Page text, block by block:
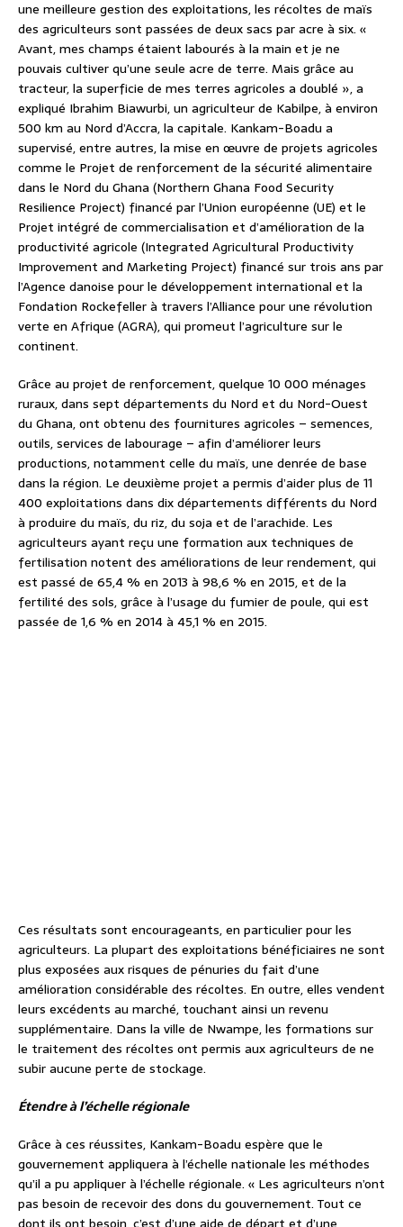
une meilleure gestion des exploitations, les récoltes de maïs
des agriculteurs sont passées de deux sacs par acre à six. «
Avant, mes champs étaient labourés à la main et je ne
pouvais cultiver qu’une seule acre de terre. Mais grâce au
tracteur, la superficie de mes terres agricoles a doublé », a
expliqué Ibrahim Biawurbi, un agriculteur de Kabilpe, à environ
500 km au Nord d’Accra, la capitale. Kankam-Boadu a
supervisé, entre autres, la mise en œuvre de projets agricoles
comme le Projet de renforcement de la sécurité alimentaire
dans le Nord du Ghana (Northern Ghana Food Security
Resilience Project) financé par l’Union européenne (UE) et le
Projet intégré de commercialisation et d’amélioration de la
productivité agricole (Integrated Agricultural Productivity
Improvement and Marketing Project) financé sur trois ans par
l’Agence danoise pour le développement international et la
Fondation Rockefeller à travers l’Alliance pour une révolution
verte en Afrique (AGRA), qui promeut l’agriculture sur le
continent.
Grâce au projet de renforcement, quelque 10 000 ménages
ruraux, dans sept départements du Nord et du Nord-Ouest
du Ghana, ont obtenu des fournitures agricoles – semences,
outils, services de labourage – afin d’améliorer leurs
productions, notamment celle du maïs, une denrée de base
dans la région. Le deuxième projet a permis d’aider plus de 11
400 exploitations dans dix départements différents du Nord
à produire du maïs, du riz, du soja et de l’arachide. Les
agriculteurs ayant reçu une formation aux techniques de
fertilisation notent des améliorations de leur rendement, qui
est passé de 65,4 % en 2013 à 98,6 % en 2015, et de la
fertilité des sols, grâce à l’usage du fumier de poule, qui est
passée de 1,6 % en 2014 à 45,1 % en 2015.
Ces résultats sont encourageants, en particulier pour les
agriculteurs. La plupart des exploitations bénéficiaires ne sont
plus exposées aux risques de pénuries du fait d’une
amélioration considérable des récoltes. En outre, elles vendent
leurs excédents au marché, touchant ainsi un revenu
supplémentaire. Dans la ville de Nwampe, les formations sur
le traitement des récoltes ont permis aux agriculteurs de ne
subir aucune perte de stockage.
Étendre à l’échelle régionale
Grâce à ces réussites, Kankam-Boadu espère que le
gouvernement appliquera à l’échelle nationale les méthodes
qu’il a pu appliquer à l’échelle régionale. « Les agriculteurs n’ont
pas besoin de recevoir des dons du gouvernement. Tout ce